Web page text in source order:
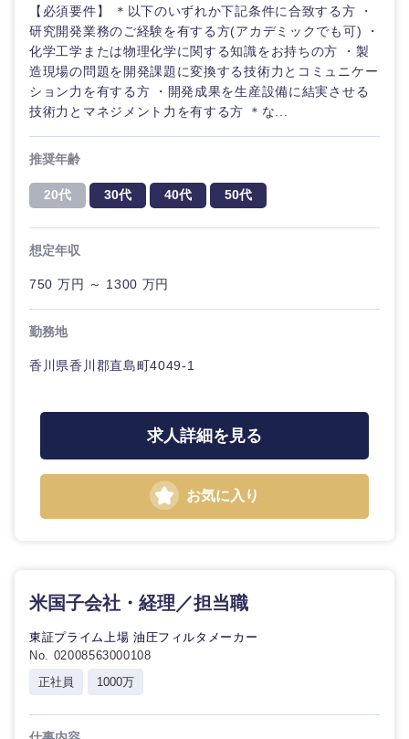
石川県
【必須要件】 ＊以下のいずれか下記条件に合致する方 ・
研究開発業務のご経験を有する方(アカデミックでも可) ・
化学工学または物理化学に関する知識をお持ちの方 ・製
造現場の問題を開発課題に変換する技術力とコミュニケー
ション力を有する方 ・開発成果を生産設備に結実させる
技術力とマネジメント力を有する方 ＊な...
推奨年齢
20代 30代 40代 50代
想定年収
750 万円 ～ 1300 万円
勤務地
香川県香川郡直島町4049-1
求人詳細を見る
お気に入り
米国子会社・経理／担当職
東証プライム上場 油圧フィルタメーカー
No. 02008563000108
正社員
1000万